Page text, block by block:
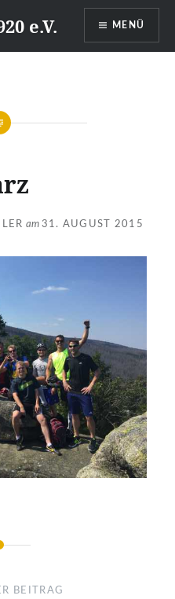
e.V. MENÜ
am 31. AUGUST 2015
BEITRAG